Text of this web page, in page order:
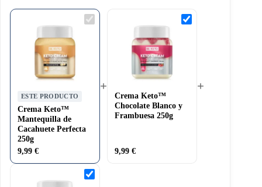
Crema
Keto™
Cacahuete
ESTE PRODUCTO
Crema Keto™
Mantequilla de
Cacahuete Perfecta
250g
9,99 €
+
Crema
Keto™
Crema Keto™
Chocolate Blanco y
Frambuesa 250g
9,99€
+
Crema
Keto™